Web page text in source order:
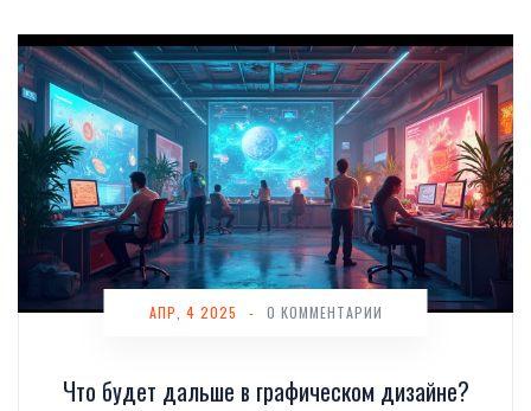
Что будет дальше в графическом дизайне?
АПР, 4 2025 - 0 КОММЕНТАРИИ